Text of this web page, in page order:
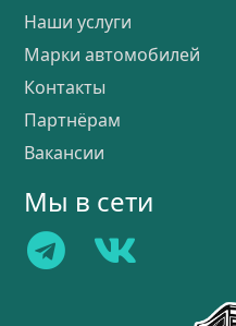
Наши услуги
Марки автомобилей
Контакты
Партнёрам
Вакансии
Мы в сети